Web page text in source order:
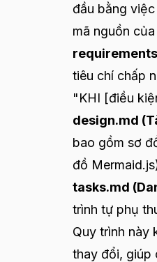
đầu bằng
mã nguồn
tiêu chí chấp
"KHI [điều
design.md
bao gồm sơ
đồ
tasks.md
trình tự phụ
Quy trình này
thay đổi, giúp